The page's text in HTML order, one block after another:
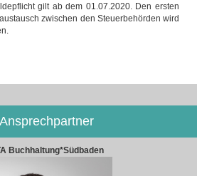
gilt ab dem 01.07.2020. Den ersten
zwischen den Steuerbehörden wird
Buchhaltung*Südbaden